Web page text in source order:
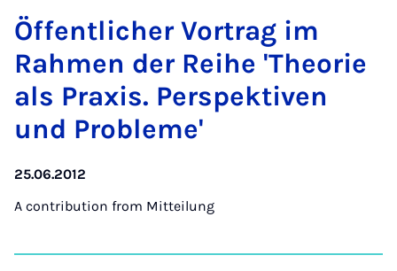
Öf­fent­lich­er Vor­trag im
Rah­men der Reihe 'The­or­ie
als Prax­is. Per­spekt­iven
und Prob­leme'
25.06.2012
A contribution from Mitteilung